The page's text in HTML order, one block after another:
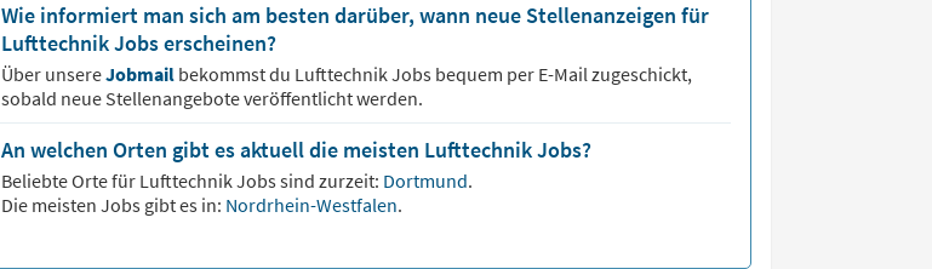
Wie informiert man sich am besten darüber, wann neue Stellenanzeigen für
Lufttechnik Jobs erscheinen?
Über unsereJobmail bekommst du LufttechnikJobs bequem per E-Mail zugeschickt,
sobald neue Stellenangebote veröffentlicht werden.
An welchen Orten gibt es aktuell die meisten Lufttechnik Jobs?
Beliebte Orte für LufttechnikJobs sind zurzeit: Dortmund.
Die meisten Jobs gibt es in: Nordrhein-Westfalen.